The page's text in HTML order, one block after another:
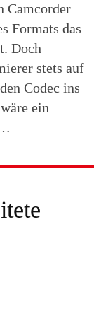
Camcorder
Formats das
Doch
stets auf
Codec ins
ein